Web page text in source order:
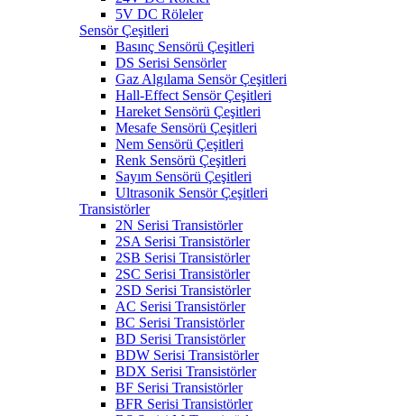
5V DC Röleler
Sensör Çeşitleri
Basınç Sensörü Çeşitleri
DS Serisi Sensörler
Gaz Algılama Sensör Çeşitleri
Hall-Effect Sensör Çeşitleri
Hareket Sensörü Çeşitleri
Mesafe Sensörü Çeşitleri
Nem Sensörü Çeşitleri
Renk Sensörü Çeşitleri
Sayım Sensörü Çeşitleri
Ultrasonik Sensör Çeşitleri
Transistörler
2N Serisi Transistörler
2SA Serisi Transistörler
2SB Serisi Transistörler
2SC Serisi Transistörler
2SD Serisi Transistörler
AC Serisi Transistörler
BC Serisi Transistörler
BD Serisi Transistörler
BDW Serisi Transistörler
BDX Serisi Transistörler
BF Serisi Transistörler
BFR Serisi Transistörler